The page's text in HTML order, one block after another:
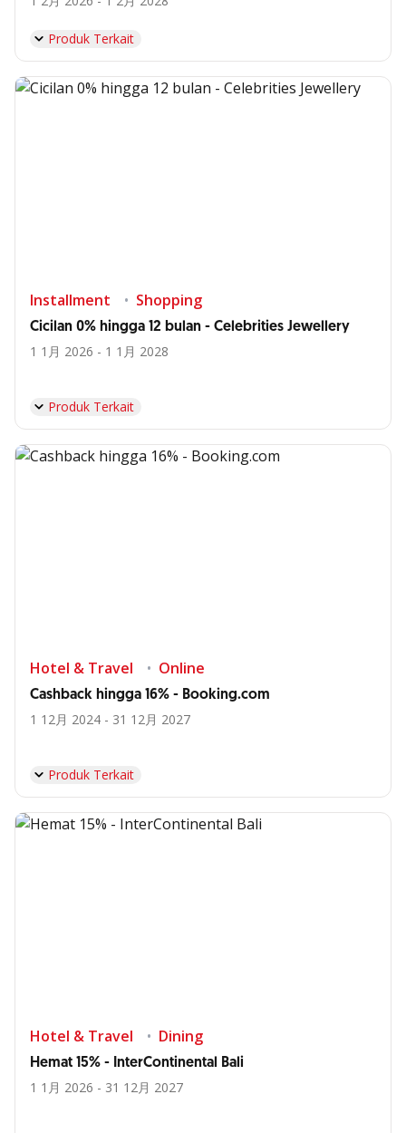
Produk Terkait
Installment Shopping
Cicilan 0% hingga 12 bulan - Celebrities Jewellery
1 1月 2026 - 1 1月 2028
Produk Terkait
Hotel & Travel Online
Cashback hingga 16% - Booking.com
1 12月 2024 - 31 12月 2027
Produk Terkait
Hotel & Travel Dining
Hemat 15% - InterContinental Bali
1 1月 2026 - 31 12月 2027